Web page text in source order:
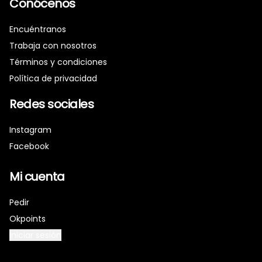
Conócenos
Encuéntranos
Trabaja con nosotros
Términos y condiciones
Política de privacidad
Redes sociales
Instagram
Facebook
Mi cuenta
Pedir
Okpoints